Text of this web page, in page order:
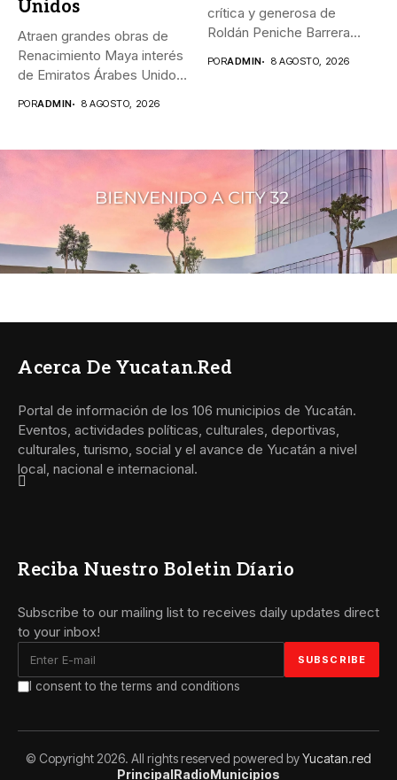
Unidos
Atraen grandes obras de
Renacimiento Maya interés
de Emiratos Árabes Unidos
PORADMIN 8 AGOSTO, 2026
crítica y generosa de
Roldán Peniche Barrera
PORADMIN 8 AGOSTO, 2026
Acerca De Yucatan.red
Portal de información de los 106 municipios de Yucatán.
Eventos, actividades políticas, culturales, deportivas,
culturales, turismo, social y el avance de Yucatán a nivel
local, nacional e internacional.
Reciba Nuestro Boletin Díario
Subscribe to our mailing list to receives daily updates direct
to your inbox!
I consent to the terms and conditions
© Copyright 2026. All rights reserved powered byYucatan.red
PrincipalRadioMunicipios